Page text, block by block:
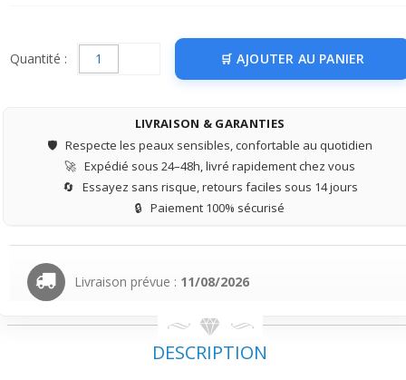
Quantité : AJOUTER AU PANIER
LIVRAISON & GARANTIES
🛡️ Respecte les peaux sensibles, confortable au quotidien
🚀 Expédié sous 24–48h, livré rapidement chez vous
🔄 Essayez sans risque, retours faciles sous 14 jours
🔒 Paiement 100% sécurisé
Livraison prévue : 11/08/2026
DESCRIPTION